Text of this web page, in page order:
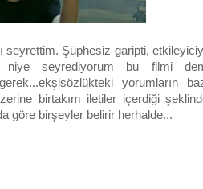
seyrettim. Şüphesiz garipti,
seyrediyorum bu filmi
yorumların
birtakım iletiler içerdiği
göre birşeyler belirir herhalde...